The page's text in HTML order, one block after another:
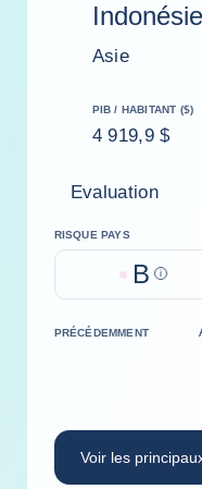
Indonésie
Asie
PIB / HABITANT ($)
4 919,9 $
Evaluation
RISQUE PAYS
B Help
PRÉCÉDEMMENT
Voir les